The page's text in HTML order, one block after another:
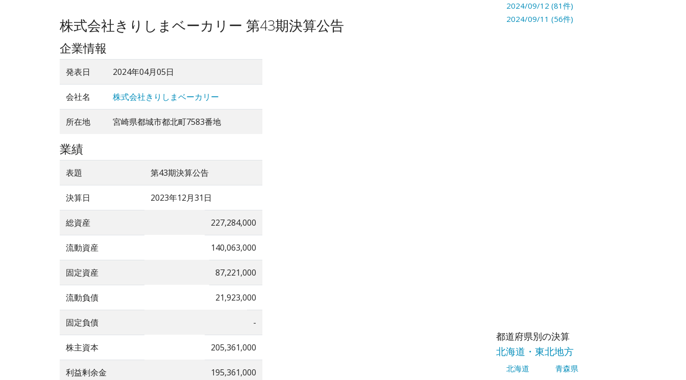
株式会社きりしまベーカリー 第43期決算公告
企業情報
発表日 2024年04月05日
会社名 株式会社きりしまベーカリー
所在地 宮崎県都城市都北町7583番地
業績
表題 第43期決算公告
決算日 2023年12月31日
総資産 227,284,000
流動資産 140,063,000
固定資産 87,221,000
流動負債 21,923,000
固定負債 -
株主資本 205,361,000
利益剰余金 195,361,000
2024/09/12 (81件)
2024/09/11 (56件)
都道府県別の決算
北海道・東北地方
北海道
青森県